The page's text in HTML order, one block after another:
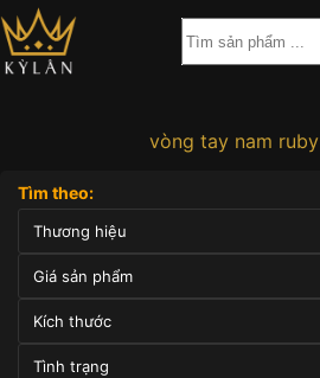
Chuyển
đến
phần
nội
vòng tay nam ruby
Tìm theo:
Thương hiệu
Giá sản phẩm
Kích thước
Tình trạng